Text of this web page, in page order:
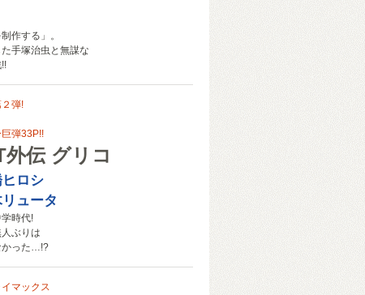
作する」。
手塚治虫と無謀な
２弾!
弾33P!!
外伝 グリコ
ロシ
ュータ
時代!
ぶりは
かった…!?
イマックス